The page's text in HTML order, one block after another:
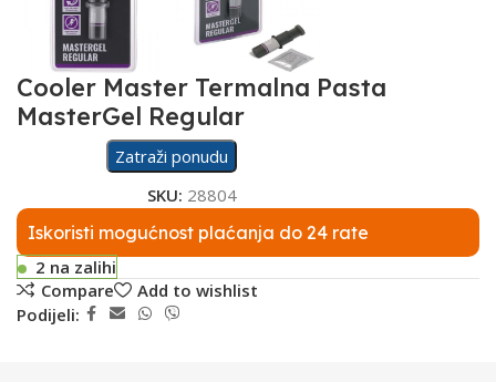
Cooler Master Termalna Pasta
MasterGel Regular
Zatraži ponudu
SKU: 28804
Iskoristi mogućnost plaćanja do 24 rate
2 na zalihi
Compare
Add to wishlist
Podijeli: